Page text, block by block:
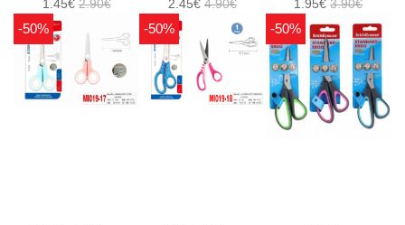
1.45€2.90€
2.45€ 4.90€
1.95€3.90€
-50% -50% -50%